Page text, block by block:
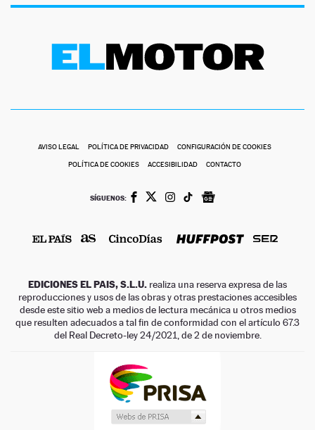
AVISO LEGAL POLÍTICA DE PRIVACIDAD CONFIGURACIÓN DE COOKIES
POLÍTICA DE COOKIES ACCESIBILIDAD CONTACTO
SÍGUENOS:
EDICIONES EL PAIS, S.L.U. realiza una reserva expresa de las
reproducciones y usos de las obras y otras prestaciones accesibles
desde este sitio web a medios de lectura mecánica u otros medios
que resulten adecuados a tal fin de conformidad con el artículo 67.3
del Real Decreto-ley 24/2021, de 2 de noviembre.